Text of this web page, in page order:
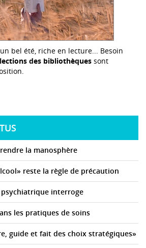
bel été, riche en lecture... Besoin
des bibliothèques sont
la manosphère
reste la règle de précaution
psychiatrique interroge
les pratiques de soins
guide et fait des choix stratégiques»